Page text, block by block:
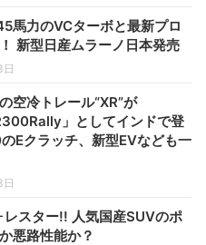
馬力のVCターボと最新プロ
新型日産ムラーノ日本発売
空冷トレール“XR”が
」としてインドで登
Eクラッチ、新型EVなども一
スター!! 人気国産SUVのポ
悪路性能か？